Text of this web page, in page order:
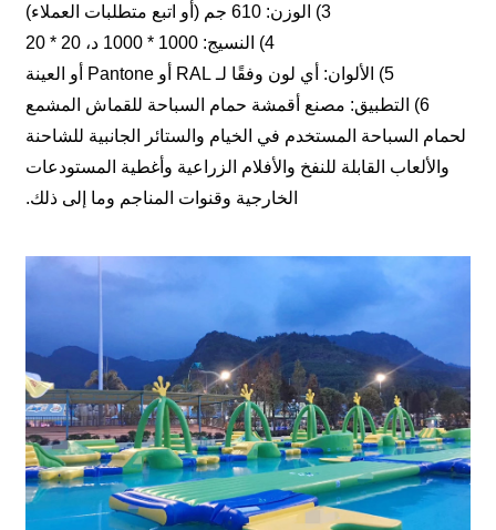
3) الوزن: 610 جم (أو اتبع متطلبات العملاء)
4) النسيج: 1000 * 1000 د، 20 * 20
5) الألوان: أي لون وفقًا لـ RAL أو Pantone أو العينة
6) التطبيق: مصنع أقمشة حمام السباحة للقماش المشمع
لحمام السباحة المستخدم في الخيام والستائر الجانبية للشاحنة
والألعاب القابلة للنفخ والأفلام الزراعية وأغطية المستودعات
الخارجية وقنوات المناجم وما إلى ذلك.